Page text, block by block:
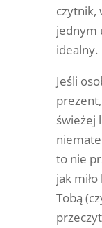
czytnik,
jednym
idealny.
Jeśli
świeżej
to nie
jak
Tobą